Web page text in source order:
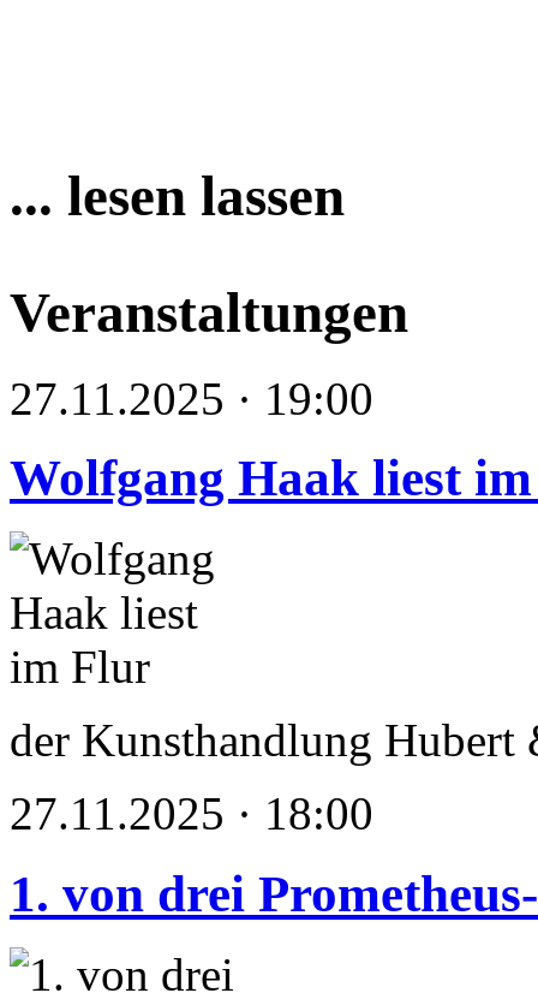
... lesen lassen
Veranstaltungen
27.11.2025 · 19:00
Wolfgang Haak liest
der Kunsthandlung Hubert
27.11.2025 · 18:00
1. von drei